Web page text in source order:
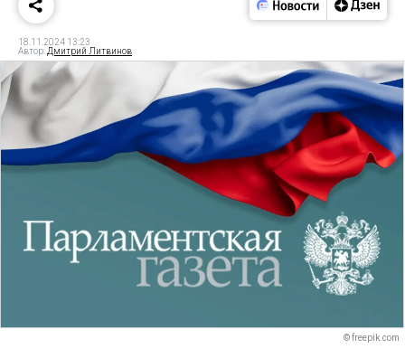
18.11.2024 13:23
Автор: Дмитрий Литвинов
© freepik.com